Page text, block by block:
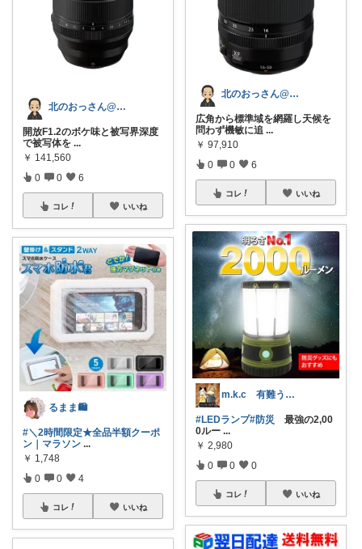
北のおっさん@ガジェット好き
開放F1.2のボケ味と被写界深度
で被写体を ...
￥ 141,560
0 0 6
コレ いいね
るまま🛍️
#＼2時間限定★全品半額クーポ
ン｜マラソン ...
￥ 1,748
0 0 4
コレ いいね
北のおっさん@ガジェット好き
広角から標準域を網羅し天候を
問わず機敏に追 ...
￥ 97,910
0 0 6
コレ いいね
m.k.c 有難うございます
#LEDランプ#防災 最強の2,00
0ルー ...
￥ 2,980
0 0 0
コレ いいね